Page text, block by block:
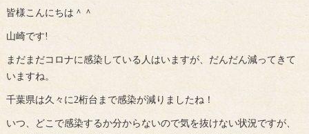
皆様こんにちは＾＾
山崎です!
まだまだコロナに感染している人はいますが、だんだん減ってきて
いますね。
千葉県は久々に2桁台まで感染が減りましたね！
いつ、どこで感染するか分からないので気を抜けない状況ですが、